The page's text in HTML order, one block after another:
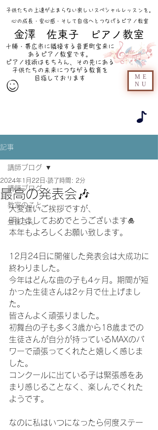
金澤 佐東子 ピアノ教室
ME
NU
十勝・帯広市に隣接する音更町宝来に
あるピアノ教室です。
ピアノ技術はもちろん、その先にある
子供たちの未来につながる教育を
目指しております
​子供たちの上達が止まらない楽しいスペシャルレッスンを。
心の成長・安心感・そして自信へとつなげるピアノ教室
記事
講師ブログ
教室のこと
生徒さん
講師ブログ
最高の発表会🎶
2024年1月22日 読了時間: 2分
大変遅いご挨拶ですが、
明けましておめでとうございます🎍
本年もよろしくお願い致します。
12月24日に開催した発表会は大成功に
終わりました。
今年はどんな曲の子も4ヶ月。期間が短
かった生徒さんは2ヶ月で仕上げまし
た。
皆さんよく頑張りました。
初舞台の子も多く3歳から18歳までの
生徒さんが自分が持っているMAXのパ
ワーで頑張ってくれたと嬉しく感じま
した。
コンクールに出ている子は緊張感をあ
まり感じることなく、楽しんでくれた
ようです。
なのに私はいつになったら何度ステー